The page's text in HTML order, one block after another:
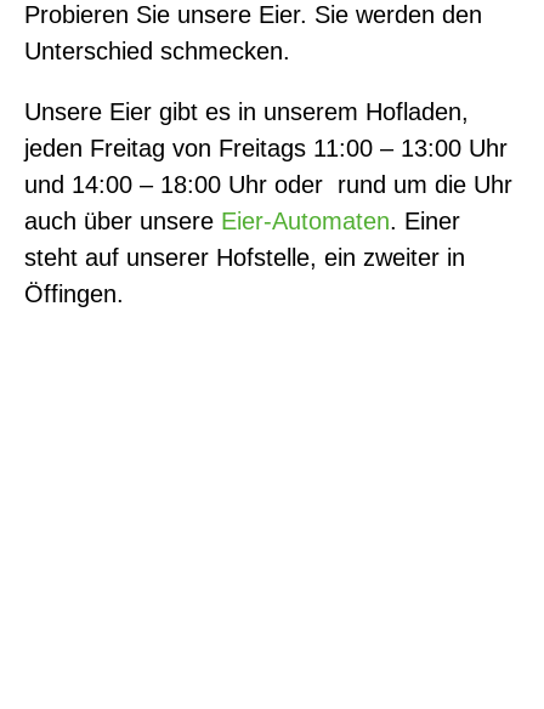
Probieren Sie unsere Eier. Sie werden den
Unterschied schmecken.
Unsere Eier gibt es in unserem Hofladen,
jeden Freitag von Freitags 11:00 – 13:00 Uhr
und 14:00 – 18:00 Uhr oder rund um die Uhr
auch über unsere Eier-Automaten. Einer
steht auf unserer Hofstelle, ein zweiter in
Öffingen.